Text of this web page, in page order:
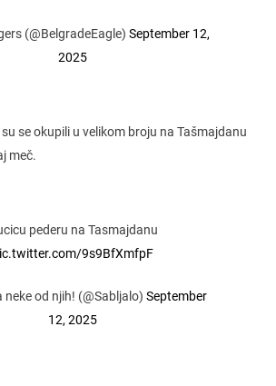
(@BelgradeEagle) September 12,
2025
se okupili u velikom broju na Tašmajdanu
meč.
pederu na Tasmajdanu
9s9BfXmfpF
od njih! (@Sabljalo) September
12, 2025